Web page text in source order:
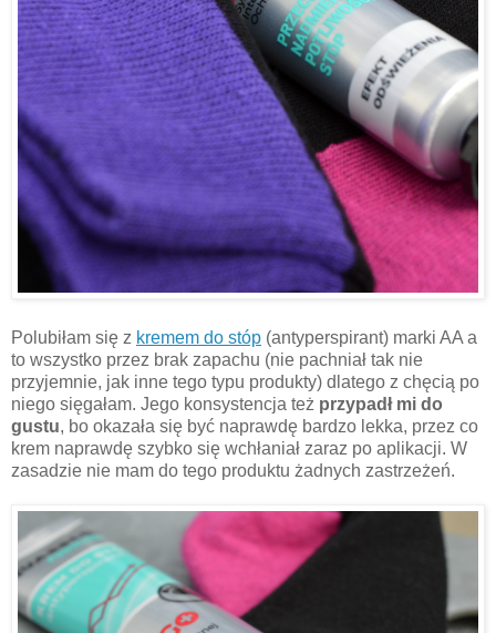
Polubiłam się z kremem do stóp (antyperspirant) marki AA a
to wszystko przez brak zapachu (nie pachniał tak nie
przyjemnie, jak inne tego typu produkty) dlatego z chęcią po
niego sięgałam. Jego konsystencja też przypadł mi do
gustu, bo okazała się być naprawdę bardzo lekka, przez co
krem naprawdę szybko się wchłaniał zaraz po aplikacji. W
zasadzie nie mam do tego produktu żadnych zastrzeżeń.